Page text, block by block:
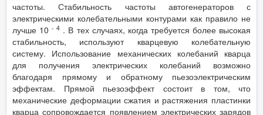
частоты. Стабильность частоты автогенераторов с
электрическими колебательными контурами как правило не
лучше 10- 4 . В тех случаях, когда требуется более высокая
стабильность, используют кварцевую колебательную
систему. Использование механических колебаний кварца
для получения электрических колебаний возможно
благодаря прямому и обратному пьезоэлектрическим
эффектам. Прямой пьезоэффект состоит в том, что
механические деформации сжатия и растяжения пластинки
кварца сопровождается появлением электрических зарядов